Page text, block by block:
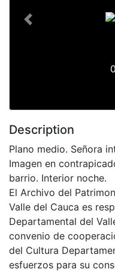
Previous
Description
Plano medio. Señora
Imagen en
barrio. Interior noche.
El Archivo del
Valle del Cauca es
Departamental del
convenio de
del Cultura
esfuerzos para su